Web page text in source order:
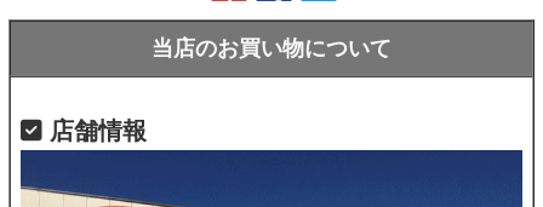
当店のお買い物について
店舗情報